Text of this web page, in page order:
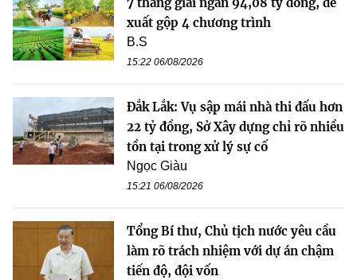
xuất gộp 4 chương trình
B.S
15:22 06/08/2026
Đắk Lắk: Vụ sập mái nhà thi đấu hơn
22 tỷ đồng, Sở Xây dựng chỉ rõ nhiều
tồn tại trong xử lý sự cố
Ngọc Giàu
15:21 06/08/2026
Tổng Bí thư, Chủ tịch nước yêu cầu
làm rõ trách nhiệm với dự án chậm
tiến độ, đội vốn